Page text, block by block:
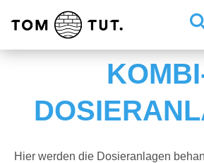
Hier werden die Dosieranlagen